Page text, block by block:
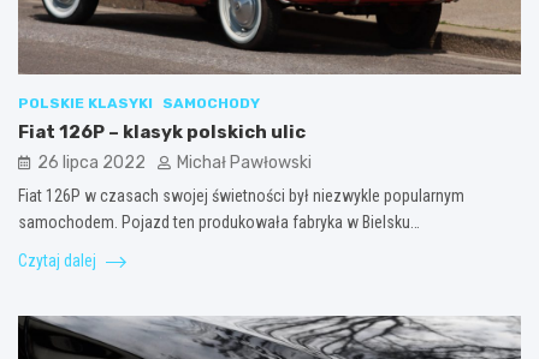
POLSKIE KLASYKI SAMOCHODY
Fiat 126P – klasyk polskich ulic
26 lipca 2022 Michał Pawłowski
Fiat 126P w czasach swojej świetności był niezwykle popularnym
samochodem. Pojazd ten produkowała fabryka w Bielsku…
Czytaj dalej